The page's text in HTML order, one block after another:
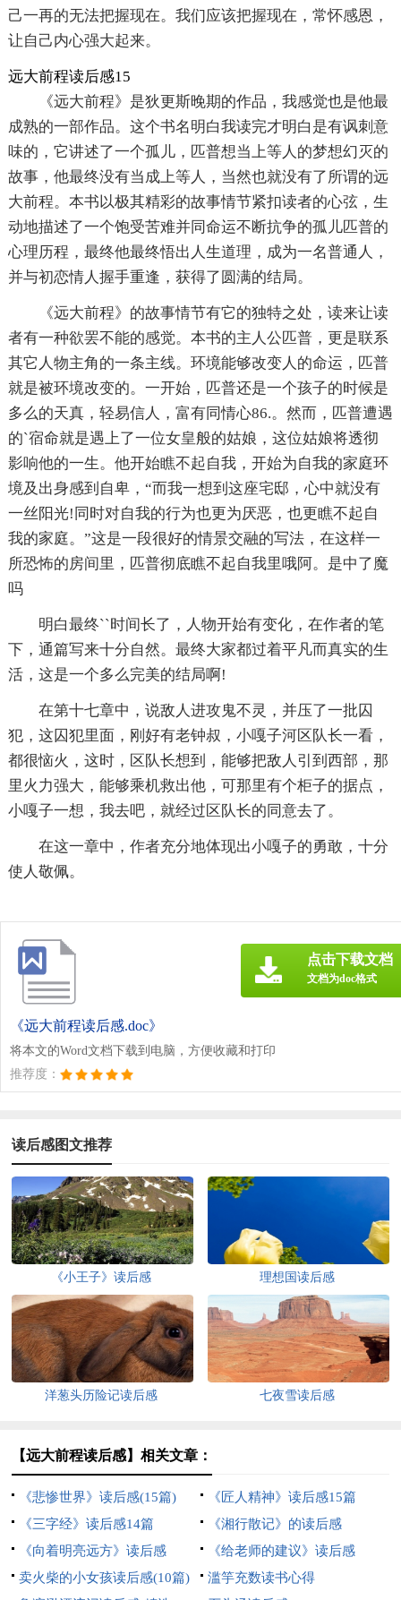
己一再的无法把握现在。我们应该把握现在，常怀感恩，
让自己内心强大起来。
远大前程读后感15
《远大前程》是狄更斯晚期的作品，我感觉也是他最
成熟的一部作品。这个书名明白我读完才明白是有讽刺意
味的，它讲述了一个孤儿，匹普想当上等人的梦想幻灭的
故事，他最终没有当成上等人，当然也就没有了所谓的远
大前程。本书以极其精彩的故事情节紧扣读者的心弦，生
动地描述了一个饱受苦难并同命运不断抗争的孤儿匹普的
心理历程，最终他最终悟出人生道理，成为一名普通人，
并与初恋情人握手重逢，获得了圆满的结局。
《远大前程》的故事情节有它的独特之处，读来让读
者有一种欲罢不能的感觉。本书的主人公匹普，更是联系
其它人物主角的一条主线。环境能够改变人的命运，匹普
就是被环境改变的。一开始，匹普还是一个孩子的时候是
多么的天真，轻易信人，富有同情心86.。然而，匹普遭遇
的`宿命就是遇上了一位女皇般的姑娘，这位姑娘将透彻
影响他的一生。他开始瞧不起自我，开始为自我的家庭环
境及出身感到自卑，“而我一想到这座宅邸，心中就没有
一丝阳光!同时对自我的行为也更为厌恶，也更瞧不起自
我的家庭。”这是一段很好的情景交融的写法，在这样一
所恐怖的房间里，匹普彻底瞧不起自我里哦阿。是中了魔
吗
明白最终``时间长了，人物开始有变化，在作者的笔
下，通篇写来十分自然。最终大家都过着平凡而真实的生
活，这是一个多么完美的结局啊!
在第十七章中，说敌人进攻鬼不灵，并压了一批囚
犯，这囚犯里面，刚好有老钟叔，小嘎子河区队长一看，
都很恼火，这时，区队长想到，能够把敌人引到西部，那
里火力强大，能够乘机救出他，可那里有个柜子的据点，
小嘎子一想，我去吧，就经过区队长的同意去了。
在这一章中，作者充分地体现出小嘎子的勇敢，十分
使人敬佩。
《远大前程读后感.doc》
将本文的Word文档下载到电脑，方便收藏和打印
推荐度：
点击下载文档
文档为doc格式
读后感图文推荐
《小王子》读后感 理想国读后感
洋葱头历险记读后感 七夜雪读后感
【远大前程读后感】相关文章：
《悲惨世界》读后感(15篇)
《匠人精神》读后感15篇
《三字经》读后感14篇
《湘行散记》的读后感
《向着明亮远方》读后感
《给老师的建议》读后感
卖火柴的小女孩读后感(10篇)
滥竽充数读书心得